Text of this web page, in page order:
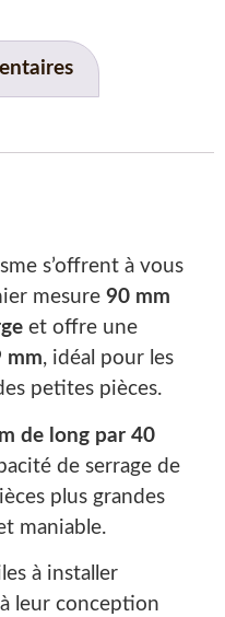
s’offrent à vous
mesure 90 mm
et offre une
mm, idéal pour les
petites pièces.
de long par 40
de serrage de
plus grandes
maniable.
à installer
leur conception